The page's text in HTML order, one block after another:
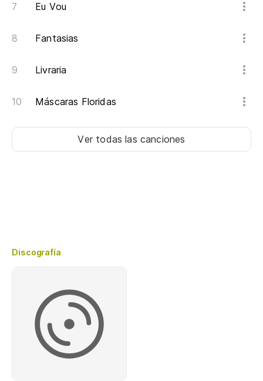
Eu Vou
Fantasias
Livraria
Máscaras Floridas
Ver todas las canciones
Discografía